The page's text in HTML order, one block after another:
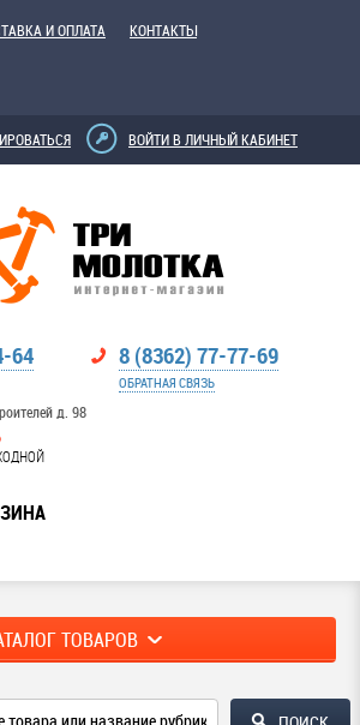
И ОПЛАТА КОНТАКТЫ
ВОЙТИ В ЛИЧНЫЙ КАБИНЕТ
64
д. 98
8 (8362) 77-77-69
ОБРАТНАЯ СВЯЗЬ
ТОВАРОВ